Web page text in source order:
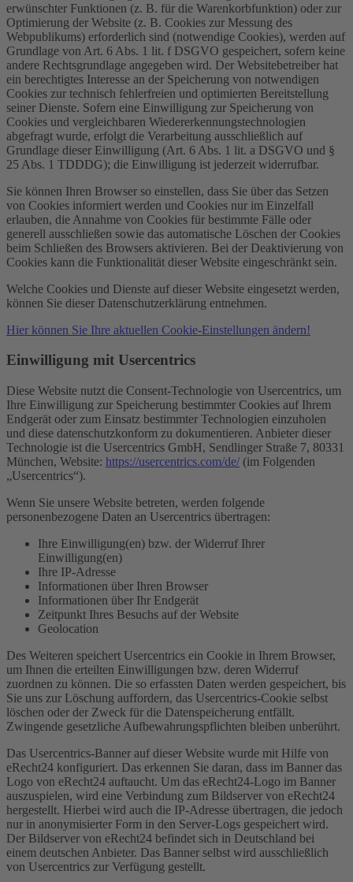
erwünschter Funktionen (z. B. für die Warenkorbfunktion) oder zur
Optimierung der Website (z. B. Cookies zur Messung des
Webpublikums) erforderlich sind (notwendige Cookies), werden auf
Grundlage von Art. 6 Abs. 1 lit. f DSGVO gespeichert, sofern keine
andere Rechtsgrundlage angegeben wird. Der Websitebetreiber hat
ein berechtigtes Interesse an der Speicherung von notwendigen
Cookies zur technisch fehlerfreien und optimierten Bereitstellung
seiner Dienste. Sofern eine Einwilligung zur Speicherung von
Cookies und vergleichbaren Wiedererkennungstechnologien
abgefragt wurde, erfolgt die Verarbeitung ausschließlich auf
Grundlage dieser Einwilligung (Art. 6 Abs. 1 lit. a DSGVO und §
25 Abs. 1 TDDDG); die Einwilligung ist jederzeit widerrufbar.
Sie können Ihren Browser so einstellen, dass Sie über das Setzen
von Cookies informiert werden und Cookies nur im Einzelfall
erlauben, die Annahme von Cookies für bestimmte Fälle oder
generell ausschließen sowie das automatische Löschen der Cookies
beim Schließen des Browsers aktivieren. Bei der Deaktivierung von
Cookies kann die Funktionalität dieser Website eingeschränkt sein.
Welche Cookies und Dienste auf dieser Website eingesetzt werden,
können Sie dieser Datenschutzerklärung entnehmen.
Hier können Sie Ihre aktuellen Cookie-Einstellungen ändern!
Einwilligung mit Usercentrics
Diese Website nutzt die Consent-Technologie von Usercentrics, um
Ihre Einwilligung zur Speicherung bestimmter Cookies auf Ihrem
Endgerät oder zum Einsatz bestimmter Technologien einzuholen
und diese datenschutzkonform zu dokumentieren. Anbieter dieser
Technologie ist die Usercentrics GmbH, Sendlinger Straße 7, 80331
München, Website: https://usercentrics.com/de/ (im Folgenden
„Usercentrics“).
Wenn Sie unsere Website betreten, werden folgende
personenbezogene Daten an Usercentrics übertragen:
Ihre Einwilligung(en) bzw. der Widerruf Ihrer
Einwilligung(en)
Ihre IP-Adresse
Informationen über Ihren Browser
Informationen über Ihr Endgerät
Zeitpunkt Ihres Besuchs auf der Website
Geolocation
Des Weiteren speichert Usercentrics ein Cookie in Ihrem Browser,
um Ihnen die erteilten Einwilligungen bzw. deren Widerruf
zuordnen zu können. Die so erfassten Daten werden gespeichert, bis
Sie uns zur Löschung auffordern, das Usercentrics-Cookie selbst
löschen oder der Zweck für die Datenspeicherung entfällt.
Zwingende gesetzliche Aufbewahrungspflichten bleiben unberührt.
Das Usercentrics-Banner auf dieser Website wurde mit Hilfe von
eRecht24 konfiguriert. Das erkennen Sie daran, dass im Banner das
Logo von eRecht24 auftaucht. Um das eRecht24-Logo im Banner
auszuspielen, wird eine Verbindung zum Bildserver von eRecht24
hergestellt. Hierbei wird auch die IP-Adresse übertragen, die jedoch
nur in anonymisierter Form in den Server-Logs gespeichert wird.
Der Bildserver von eRecht24 befindet sich in Deutschland bei
einem deutschen Anbieter. Das Banner selbst wird ausschließlich
von Usercentrics zur Verfügung gestellt.